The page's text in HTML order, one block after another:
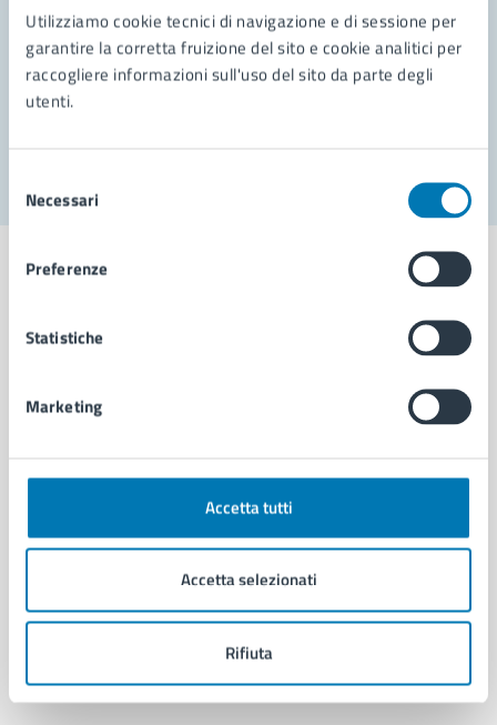
Utilizziamo cookie tecnici di navigazione e di sessione per
garantire la corretta fruizione del sito e cookie analitici per
raccogliere informazioni sull'uso del sito da parte degli
utenti.
delNecessari
Preferenze
Statistiche
Marketing
Accetta tutti
Accetta selezionati
Rifiuta
Prenota appuntamento
Problemi in città
Comune di Napoli
AMMINISTRAZIONE
Organi di governo
Enti e fondazioni
Personale amministrativo
Intranet, posta aziendale e protocollo